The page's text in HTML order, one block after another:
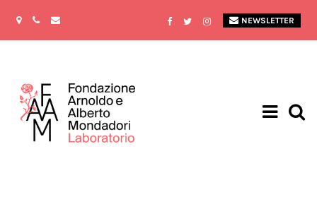
NEWSLETTER